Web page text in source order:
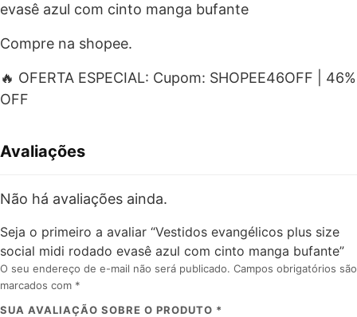
evasê azul com cinto manga bufante
Compre na shopee.
🔥 OFERTA ESPECIAL: Cupom: SHOPEE46OFF | 46%
OFF
Avaliações
Não há avaliações ainda.
Seja o primeiro a avaliar “Vestidos evangélicos plus size
social midi rodado evasê azul com cinto manga bufante”
O seu endereço de e-mail não será publicado. Campos obrigatórios são
marcados com *
SUA AVALIAÇÃO SOBRE O PRODUTO *